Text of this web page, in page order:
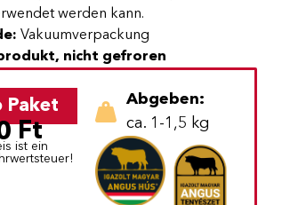
werden kann.
Vakuumverpackung
nicht gefroren
Paket
Ft
ist ein
Abgeben:
ca. 1-1,5 kg